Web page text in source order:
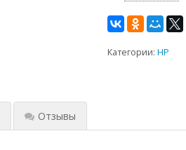
Категории:HP
Отзывы